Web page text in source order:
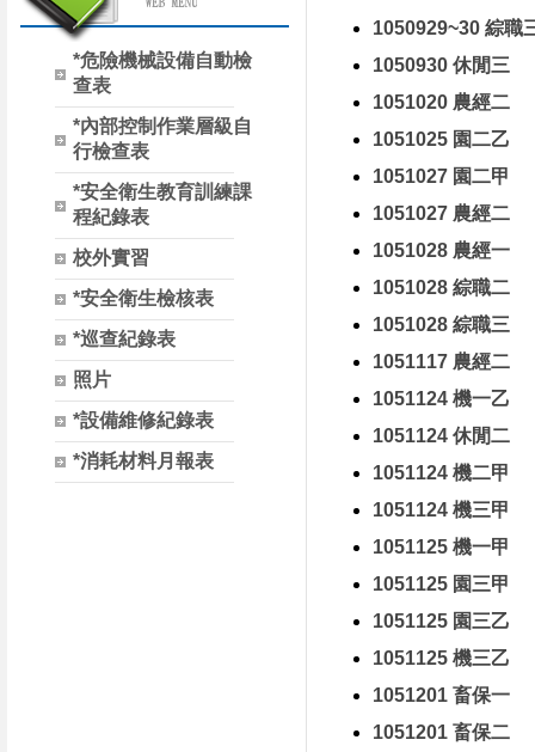
*危險機械設備自動檢
查表
*內部控制作業層級自
行檢查表
*安全衛生教育訓練課
程紀錄表
校外實習
*安全衛生檢核表
*巡查紀錄表
照片
*設備維修紀錄表
*消耗材料月報表
1050929~30 綜職
1050930 休閒三
1051020 農經二
1051025 園二乙
1051027 園二甲
1051027 農經二
1051028 農經一
1051028 綜職二
1051028 綜職三
1051117 農經二
1051124 機一乙
1051124 休閒二
1051124 機二甲
1051124 機三甲
1051125 機一甲
1051125 園三甲
1051125 園三乙
1051125 機三乙
1051201 畜保一
1051201 畜保二